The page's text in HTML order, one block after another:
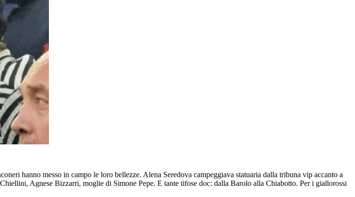
hanno messo in campo le loro bellezze. Alena Seredova campeggiava statuaria dalla tribuna vip accanto a
Agnese Bizzarri, moglie di Simone Pepe. E tante tifose doc: dalla Barolo alla Chiabotto. Per i giallorossi